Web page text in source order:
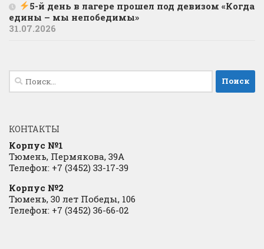
5-й день в лагере прошел под девизом «Когда
едины – мы непобедимы»
31.07.2026
Найти:
КОНТАКТЫ
Корпус №1
Тюмень, Пермякова, 39А
Телефон: +7 (3452) 33-17-39
Корпус №2
Тюмень, 30 лет Победы, 106
Телефон: +7 (3452) 36-66-02